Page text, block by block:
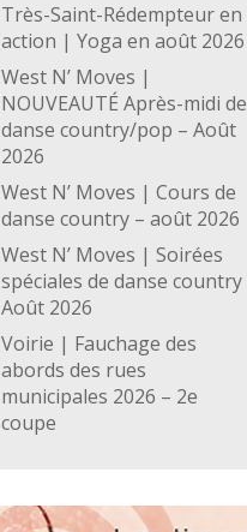
Très-Saint-Rédempteur en
action | Yoga en août 2026
West N’ Moves |
NOUVEAUTÉ Après-midi de
danse country/pop – Août
2026
West N’ Moves | Cours de
danse country – août 2026
West N’ Moves | Soirées
spéciales de danse country
Août 2026
Voirie | Fauchage des
abords des rues
municipales 2026 – 2e
coupe